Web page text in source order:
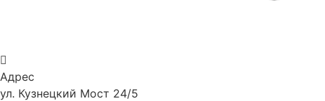
Адрес
ул. Кузнецкий Мост 24/5